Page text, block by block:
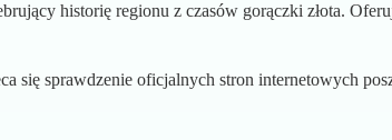
historię regionu z czasów gorączki złota.
się sprawdzenie oficjalnych stron internetowych